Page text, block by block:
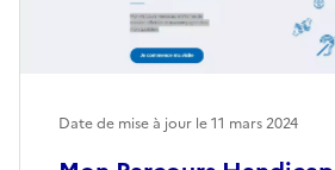
Date de mise à jour le11 mars 2024